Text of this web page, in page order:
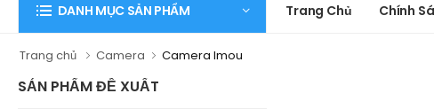
DANH MỤC SẢN PHẨM Trang Chủ Chính
Trang chủ Camera Camera Imou
SẢN PHẨM ĐỀ XUẤT